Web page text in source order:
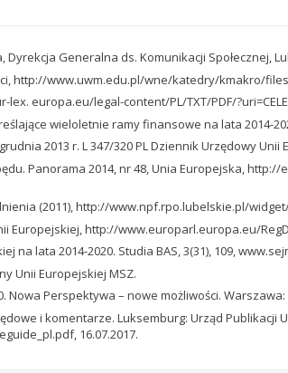
Generalna ds. Komunikacji Społecznej,
http://www.uwm.edu.pl/wne/katedry/kmakro/
europa.eu/legal-content/PL/TXT/PDF/
wieloletnie ramy finansowe na lata 2014-
2013 r. L 347/320 PL Dziennik Urzędowy Unii
Panorama 2014, nr 48, Unia Europejska,
(2011), http://www.npf.rpo.lubelskie.pl/
Europejskiej, http://www.europarl.europa.eu/
lata 2014-2020. Studia BAS, 3(31), 109,
Unii Europejskiej MSZ.
Nowa Perspektywa – nowe możliwości. Warszawa:
i komentarze. Luksemburg: Urząd Publikacji
16.07.2017.